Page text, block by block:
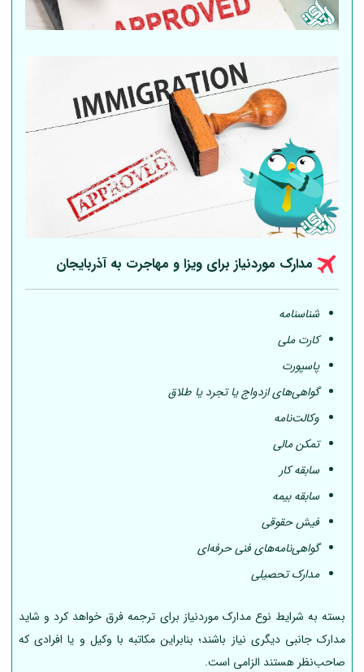
مدارک موردنیاز برای ویزا و مهاجرت به آذربایجان
شناسنامه
کارت ملی
پاسپورت
گواهی‌های ازدواج یا تجرد یا طلاق
وکالت‌نامه
تمکن مالی
سابقه کار
سابقه بیمه
فیش حقوقی
گواهی‌نامه‌های فنی حرفه‌ای
مدارک تحصیلی
بسته به شرایط نوع مدارک موردنیاز برای ترجمه فرق خواهد کرد و شاید
مدارک جانبی دیگری نیاز باشند؛ بنابراین مکاتبه با وکیل و یا افرادی که
صاحب‌نظر هستند الزامی است.